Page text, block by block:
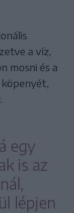
a víz,
mosni és a
egy
is az
lépjen